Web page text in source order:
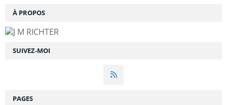
SUIVEZ-MOI
À PROPOS
PAGES